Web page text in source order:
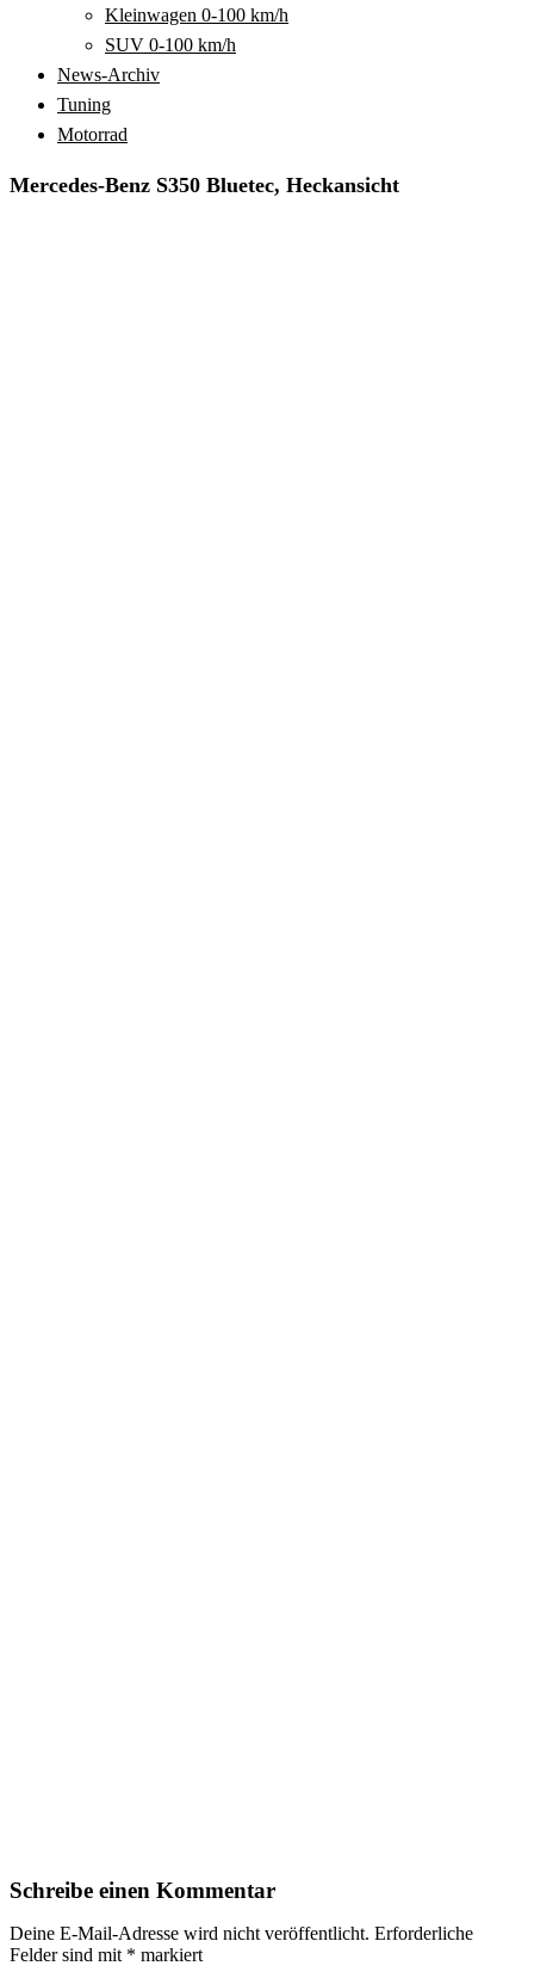
Kleinwagen 0-100 km/h
SUV 0-100 km/h
News-Archiv
Tuning
Motorrad
Mercedes-Benz S350 Bluetec, Heckansicht
Schreibe einen Kommentar
Deine E-Mail-Adresse wird nicht veröffentlicht. Erforderliche
Felder sind mit * markiert